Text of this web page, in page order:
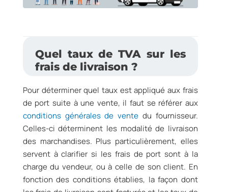
Quel taux de TVA sur les
frais de livraison ?
Pour déterminer quel taux est appliqué aux frais
de port suite à une vente, il faut se référer aux
conditions générales de vente du fournisseur.
Celles-ci déterminent les modalité de livraison
des marchandises. Plus particulièrement, elles
servent à clarifier si les frais de port sont à la
charge du vendeur, ou à celle de son client. En
fonction des conditions établies, la façon dont